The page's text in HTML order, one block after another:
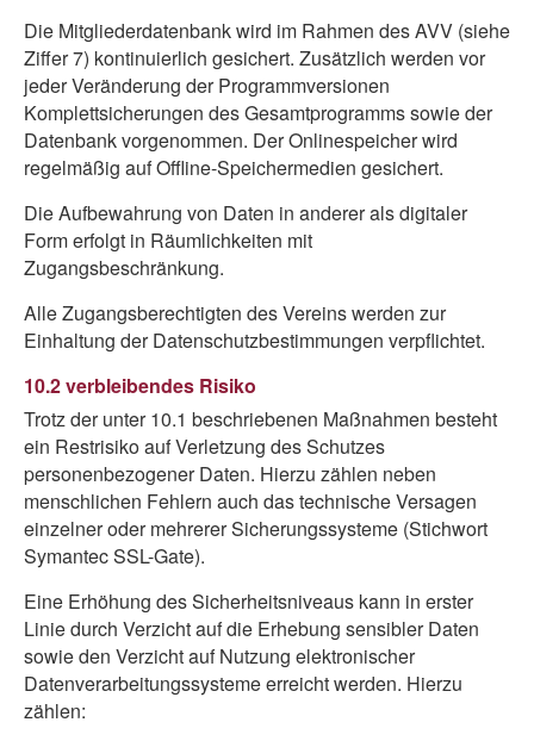
Die Mitgliederdatenbank wird im Rahmen des AVV (siehe
Ziffer 7) kontinuierlich gesichert. Zusätzlich werden vor
jeder Veränderung der Programmversionen
Komplettsicherungen des Gesamtprogramms sowie der
Datenbank vorgenommen. Der Onlinespeicher wird
regelmäßig auf Offline-Speichermedien gesichert.
Die Aufbewahrung von Daten in anderer als digitaler
Form erfolgt in Räumlichkeiten mit
Zugangsbeschränkung.
Alle Zugangsberechtigten des Vereins werden zur
Einhaltung der Datenschutzbestimmungen verpflichtet.
10.2 verbleibendes Risiko
Trotz der unter 10.1 beschriebenen Maßnahmen besteht
ein Restrisiko auf Verletzung des Schutzes
personenbezogener Daten. Hierzu zählen neben
menschlichen Fehlern auch das technische Versagen
einzelner oder mehrerer Sicherungssysteme (Stichwort
Symantec SSL-Gate).
Eine Erhöhung des Sicherheitsniveaus kann in erster
Linie durch Verzicht auf die Erhebung sensibler Daten
sowie den Verzicht auf Nutzung elektronischer
Datenverarbeitungssysteme erreicht werden. Hierzu
zählen: